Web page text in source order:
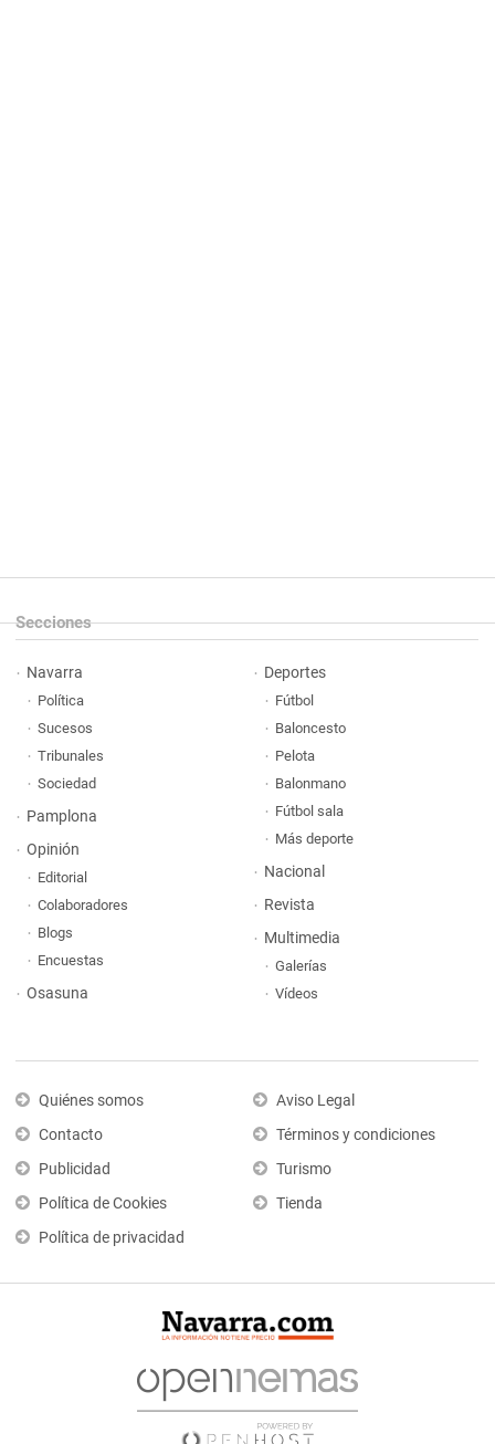
Secciones
Navarra
Política
Sucesos
Tribunales
Sociedad
Pamplona
Opinión
Editorial
Colaboradores
Blogs
Encuestas
Osasuna
Deportes
Fútbol
Baloncesto
Pelota
Balonmano
Fútbol sala
Más deporte
Nacional
Revista
Multimedia
Galerías
Vídeos
Quiénes somos
Contacto
Publicidad
Política de Cookies
Política de privacidad
Aviso Legal
Términos y condiciones
Turismo
Tienda